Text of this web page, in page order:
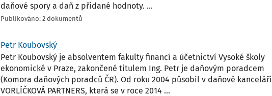
daňové spory a daň z přidané hodnoty. ...
Publikováno: 2 dokumentů
Petr Koubovský
Petr Koubovský je absolventem fakulty financí a účetnictví Vysoké školy
ekonomické v Praze, zakončené titulem Ing. Petr je daňovým poradcem
(Komora daňových poradců ČR). Od roku 2004 působil v daňové kanceláři
VORLÍČKOVÁ PARTNERS, která se v roce 2014 ...